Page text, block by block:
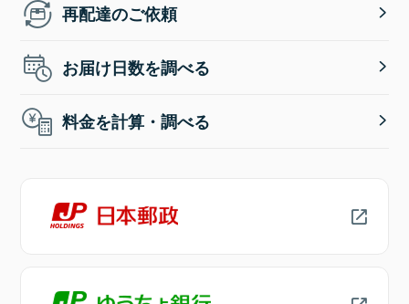
再配達のご依頼
お届け日数を調べる
料金を計算・調べる